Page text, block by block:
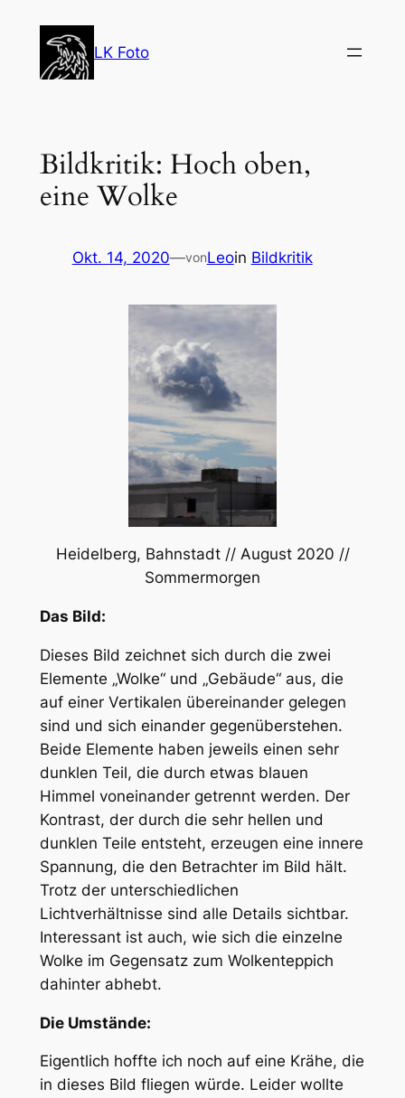
springen
LK Foto
Bildkritik: Hoch oben,
eine Wolke
Okt. 14, 2020—vonLeoin Bildkritik
Heidelberg, Bahnstadt // August 2020 //
Sommermorgen
Das Bild:
Dieses Bild zeichnet sich durch die zwei
Elemente „Wolke“ und „Gebäude“ aus, die
auf einer Vertikalen übereinander gelegen
sind und sich einander gegenüberstehen.
Beide Elemente haben jeweils einen sehr
dunklen Teil, die durch etwas blauen
Himmel voneinander getrennt werden. Der
Kontrast, der durch die sehr hellen und
dunklen Teile entsteht, erzeugen eine innere
Spannung, die den Betrachter im Bild hält.
Trotz der unterschiedlichen
Lichtverhältnisse sind alle Details sichtbar.
Interessant ist auch, wie sich die einzelne
Wolke im Gegensatz zum Wolkenteppich
dahinter abhebt.
Die Umstände:
Eigentlich hoffte ich noch auf eine Krähe, die
in dieses Bild fliegen würde. Leider wollte